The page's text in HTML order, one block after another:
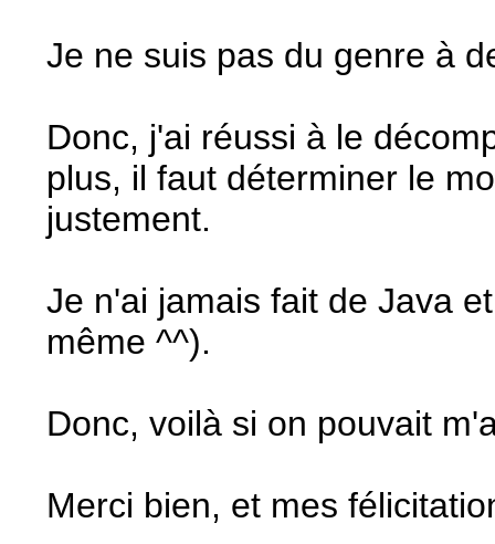
Je ne suis pas du genre à
Donc, j'ai réussi à le
plus, il faut déterminer le
justement.
Je n'ai jamais fait de Java
même ^^).
Donc, voilà si on pouvait
Merci bien, et mes